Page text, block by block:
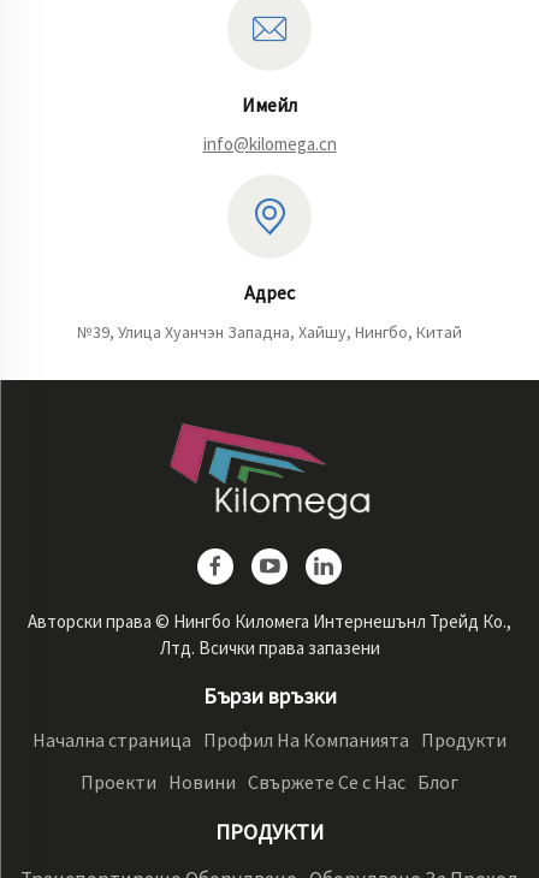
Имейл
info@kilomega.cn
Адрес
№39, Улица Хуанчэн Западна, Хайшу, Нингбо, Китай
Авторски права © Нингбо Киломега Интернешънл Трейд Ко.,
Лтд. Всички права запазени
Бързи връзки
Начална страница Профил На Компанията Продукти
Проекти Новини Свържете Се с Нас Блог
ПРОДУКТИ